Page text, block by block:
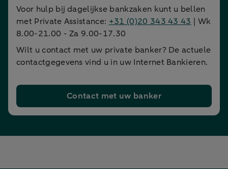
Voor hulp bij dagelijkse bankzaken kunt u bellen
met Private Assistance: +31 (0)20 343 43 43 | Wk
8.00-21.00 - Za 9.00-17.30
Wilt u contact met uw private banker? De actuele
contactgegevens vind u in uw Internet Bankieren.
Contact met uw banker